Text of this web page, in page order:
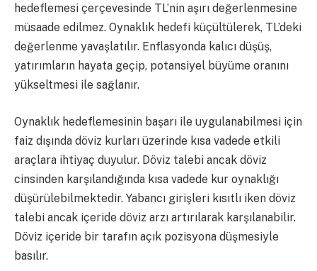
hedeflemesi çerçevesinde TL’nin aşırı değerlenmesine
müsaade edilmez. Oynaklık hedefi küçültülerek, TL’deki
değerlenme yavaşlatılır. Enflasyonda kalıcı düşüş,
yatırımların hayata geçip, potansiyel büyüme oranını
yükseltmesi ile sağlanır.
Oynaklık hedeflemesinin başarı ile uygulanabilmesi için
faiz dışında döviz kurları üzerinde kısa vadede etkili
araçlara ihtiyaç duyulur. Döviz talebi ancak döviz
cinsinden karşılandığında kısa vadede kur oynaklığı
düşürülebilmektedir. Yabancı girişleri kısıtlı iken döviz
talebi ancak içeride döviz arzı artırılarak karşılanabilir.
Döviz içeride bir tarafın açık pozisyona düşmesiyle
basılır.